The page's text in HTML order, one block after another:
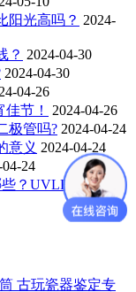
阳光高吗？ 2024-
？ 2024-04-30
2024-04-30
04-26
节！
2024-04-26
极管吗? 2024-04-24
意义 2024-04-24
04-24
？UVLED在电路